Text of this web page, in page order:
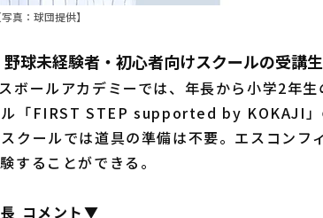
真：球団提供】
未経験者・初心者向けスクールの受講
ボールアカデミーでは、年長から小学2年
ル「FIRST STEP supported by KOKAJI」
クールでは道具の準備は不要。エスコンフ
することができる。
コメント▼